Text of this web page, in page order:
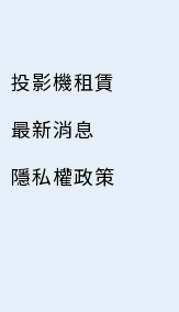
投影機租賃
最新消息
隱私權政策